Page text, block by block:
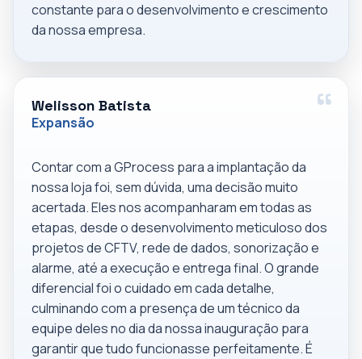
constante para o desenvolvimento e crescimento
da nossa empresa.
Welisson Batista
Expansão
Contar com a GProcess para a implantação da
nossa loja foi, sem dúvida, uma decisão muito
acertada. Eles nos acompanharam em todas as
etapas, desde o desenvolvimento meticuloso dos
projetos de CFTV, rede de dados, sonorização e
alarme, até a execução e entrega final. O grande
diferencial foi o cuidado em cada detalhe,
culminando com a presença de um técnico da
equipe deles no dia da nossa inauguração para
garantir que tudo funcionasse perfeitamente. É